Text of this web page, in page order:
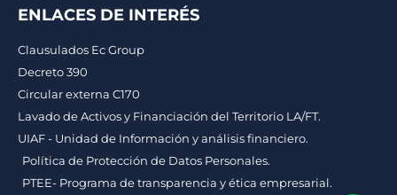
ENLACES DE INTERÉS
Clausulados Ec Group
Decreto 390
Circular externa C170
Lavado de Activos y Financiación del Territorio LA/FT.
UIAF - Unidad de Información y análisis financiero.
Política de Protección de Datos Personales.
PTEE- Programa de transparencia y ética empresarial.